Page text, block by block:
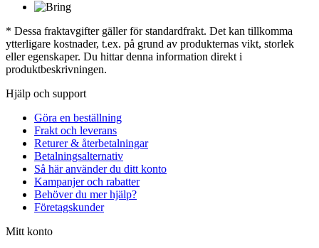
* Dessa fraktavgifter gäller för standardfrakt. Det kan tillkomma
ytterligare kostnader, t.ex. på grund av produkternas vikt, storlek
eller egenskaper. Du hittar denna information direkt i
produktbeskrivningen.
Hjälp och support
Göra en beställning
Frakt och leverans
Returer & återbetalningar
Betalningsalternativ
Så här använder du ditt konto
Kampanjer och rabatter
Behöver du mer hjälp?
Företagskunder
Mitt konto